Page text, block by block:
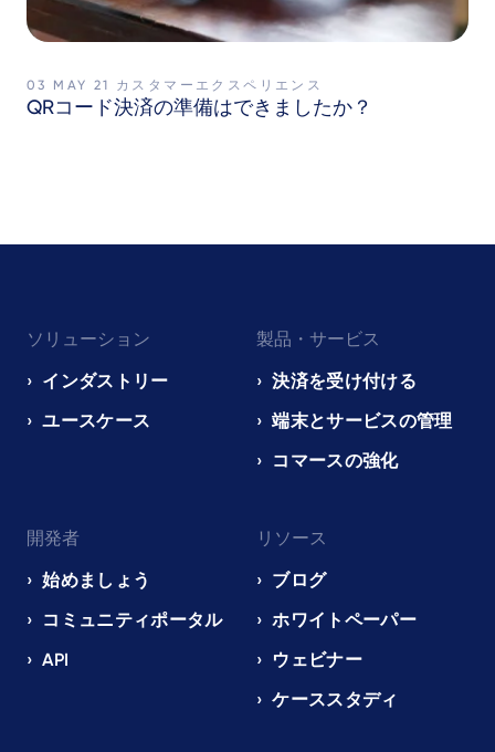
03 MAY 21 カスタマーエクスペリエンス
QRコード決済の準備はできましたか？
navigation
EN
ソリューション
インダストリー
ユースケース
製品・サービス
決済を受け付ける
端末とサービスの管理
コマースの強化
開発者
始めましょう
コミュニティポータル
API
リソース
ブログ
ホワイトペーパー
ウェビナー
ケーススタディ